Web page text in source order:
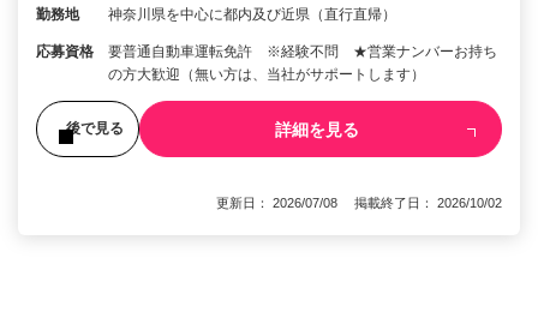
勤務地 神奈川県を中心に都内及び近県（直行直帰）
応募資格
要普通自動車運転免許 ※経験不問 ★営業ナンバーお持ち
の方大歓迎（無い方は、当社がサポートします）
後で見る 詳細を見る
更新日： 2026/07/08 掲載終了日： 2026/10/02